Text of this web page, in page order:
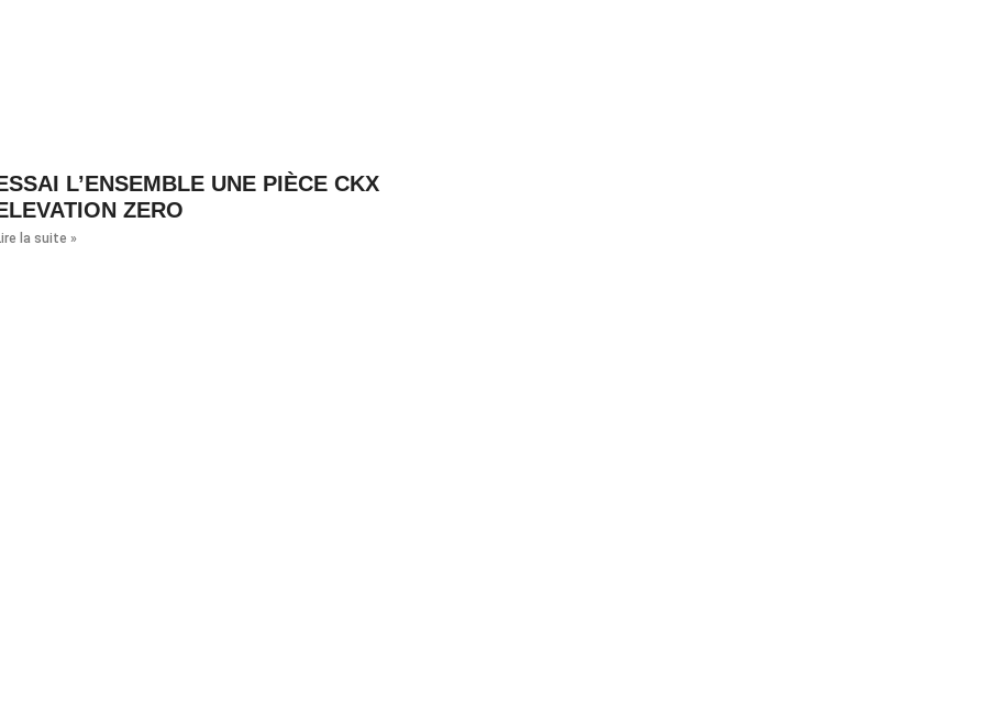
L’ENSEMBLE UNE PIÈCE CKX
ZERO
la suite »